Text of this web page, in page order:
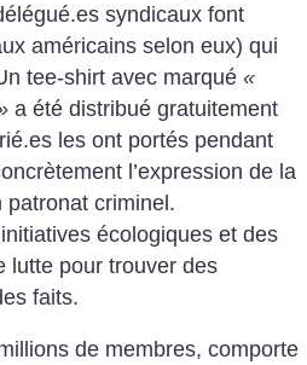
syndicaux font
américains selon eux) qui
tee-shirt avec marqué «
a été distribué gratuitement
les ont portés pendant
l’expression de la
criminel.
écologiques et des
lutte pour trouver des
faits.
de membres, comporte